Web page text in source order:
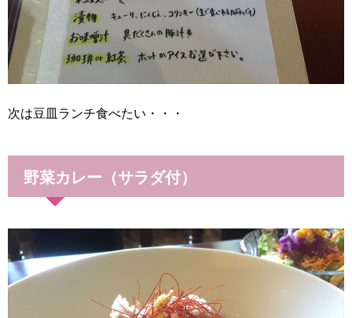
次は豆皿ランチ食べたい・・・
野菜カレー（サラダ付）